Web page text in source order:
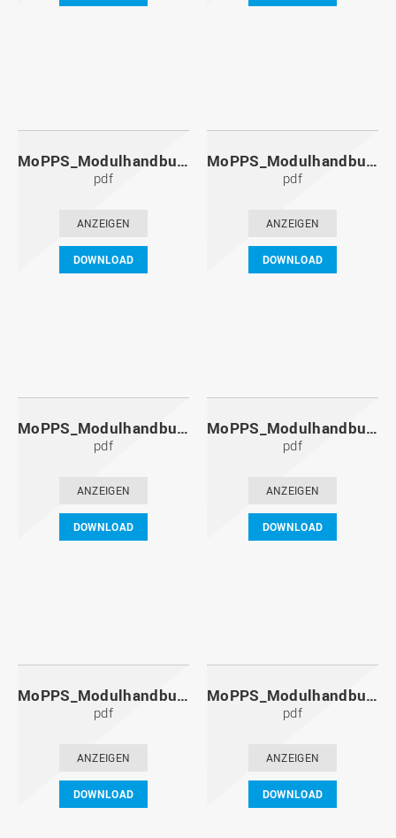
MoPPS_Modulhandbuch_20131201.pdf
pdf
ANZEIGEN
DOWNLOAD
MoPPS_Modulhandbuch_20130601.pdf
pdf
ANZEIGEN
DOWNLOAD
MoPPS_Modulhandbuch_20121201.pdf
pdf
ANZEIGEN
DOWNLOAD
MoPPS_Modulhandbuch_20120601.pdf
pdf
ANZEIGEN
DOWNLOAD
MoPPS_Modulhandbuch_20111201.pdf
pdf
ANZEIGEN
DOWNLOAD
MoPPS_Modulhandbuch_20110601.pdf
pdf
ANZEIGEN
DOWNLOAD